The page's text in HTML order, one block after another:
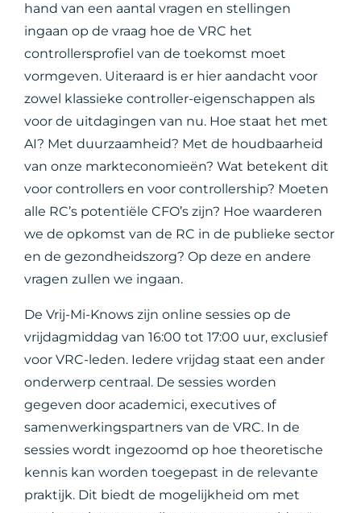
hand van een aantal vragen en stellingen
ingaan op de vraag hoe de VRC het
controllersprofiel van de toekomst moet
vormgeven. Uiteraard is er hier aandacht voor
zowel klassieke controller-eigenschappen als
voor de uitdagingen van nu. Hoe staat het met
AI? Met duurzaamheid? Met de houdbaarheid
van onze markteconomieën? Wat betekent dit
voor controllers en voor controllership? Moeten
alle RC’s potentiële CFO’s zijn? Hoe waarderen
we de opkomst van de RC in de publieke sector
en de gezondheidszorg? Op deze en andere
vragen zullen we ingaan.
De Vrij-Mi-Knows zijn online sessies op de
vrijdagmiddag van 16:00 tot 17:00 uur, exclusief
voor VRC-leden. Iedere vrijdag staat een ander
onderwerp centraal. De sessies worden
gegeven door academici, executives of
samenwerkingspartners van de VRC. In de
sessies wordt ingezoomd op hoe theoretische
kennis kan worden toegepast in de relevante
praktijk. Dit biedt de mogelijkheid om met